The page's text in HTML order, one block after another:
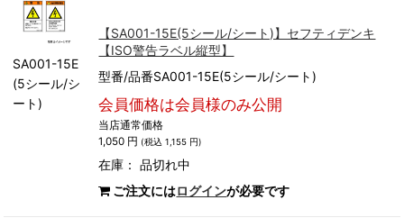
SA001-15E
(5シール/シ
ート)
【SA001-15E(5シール/シート)】セフティデンキ
【ISO警告ラベル縦型】
型番/品番SA001-15E(5シール/シート)
会員価格は会員様のみ公開
当店通常価格
1,050 円 (税込 1,155 円)
在庫：品切れ中
ご注文にはログインが必要です